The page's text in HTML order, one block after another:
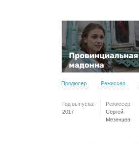
Продюсер Режиссер
Год выпуска:
2017
Режиссер:
Сергей
Мезенцев